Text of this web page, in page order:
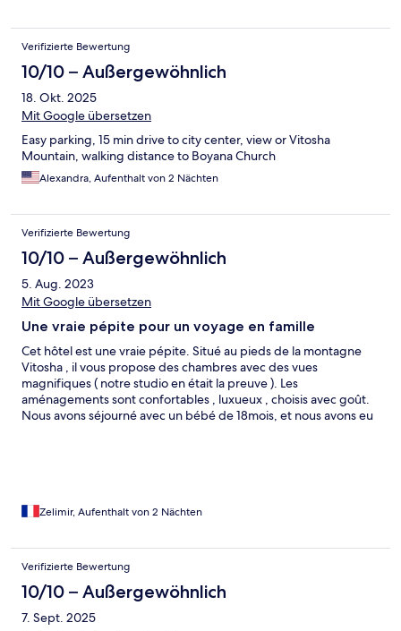
Verifizierte Bewertung
10/10 – Außergewöhnlich
18. Okt. 2025
Mit Google übersetzen
Easy parking, 15 min drive to city center, view or Vitosha
Mountain, walking distance to Boyana Church
Alexandra, Aufenthalt von 2 Nächten
Verifizierte Bewertung
10/10 – Außergewöhnlich
5. Aug. 2023
Mit Google übersetzen
Une vraie pépite pour un voyage en famille
Cet hôtel est une vraie pépite. Situé au pieds de la montagne
Vitosha , il vous propose des chambres avec des vues
magnifiques ( notre studio en était la preuve ). Les
aménagements sont confortables , luxueux , choisis avec goût.
Nous avons séjourné avec un bébé de 18mois, et nous avons eu
Zelimir, Aufenthalt von 2 Nächten
Verifizierte Bewertung
10/10 – Außergewöhnlich
7. Sept. 2025